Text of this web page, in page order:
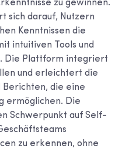
zu gewinnen.
sich darauf, Nutzern
Kenntnissen die
intuitiven Tools und
Die Plattform integriert
und erleichtert die
Berichten, die eine
ermöglichen. Die
Schwerpunkt auf Self-
zu erkennen, ohne